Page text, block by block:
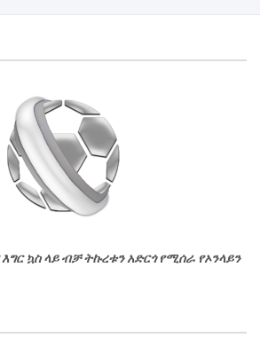
ኳስ ላይ ብቻ ትኩረቱን አድርጎ የሚሰራ የኦንላይን